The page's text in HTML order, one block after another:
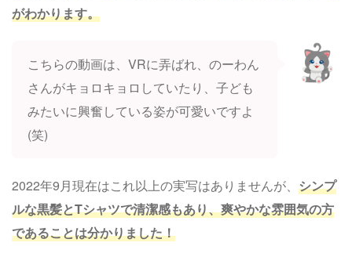
がわかります。
こちらの動画は、VRに弄ばれ、のーわん
さんがキョロキョロしていたり、子ども
みたいに興奮している姿が可愛いですよ
(笑)
2022年9月現在はこれ以上の実写はありませんが、 シンプ
ルな黒髪とTシャツで清潔感もあり、爽やかな雰囲気の方
であることは分かりました！